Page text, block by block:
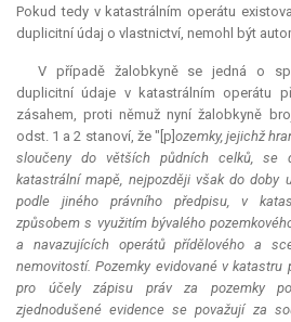
Pokud tedy v katastrálním operátu
duplicitní údaj o vlastnictví, nemohl být
V případě žalobkyně se jedná o
duplicitní údaje v katastrálním operátu
zásahem, proti němuž nyní žalobkyně
odst. 1 a 2 stanoví, že "[p] ozemky, jejichž
sloučeny do větších půdních celků, se
katastrální mapě, nejpozději však do doby
podle jiného právního předpisu, v
způsobem s využitím bývalého
a navazujících operátů přídělového a
nemovitostí. Pozemky evidované v
pro účely zápisu práv za pozemky
zjednodušené evidence se považují za